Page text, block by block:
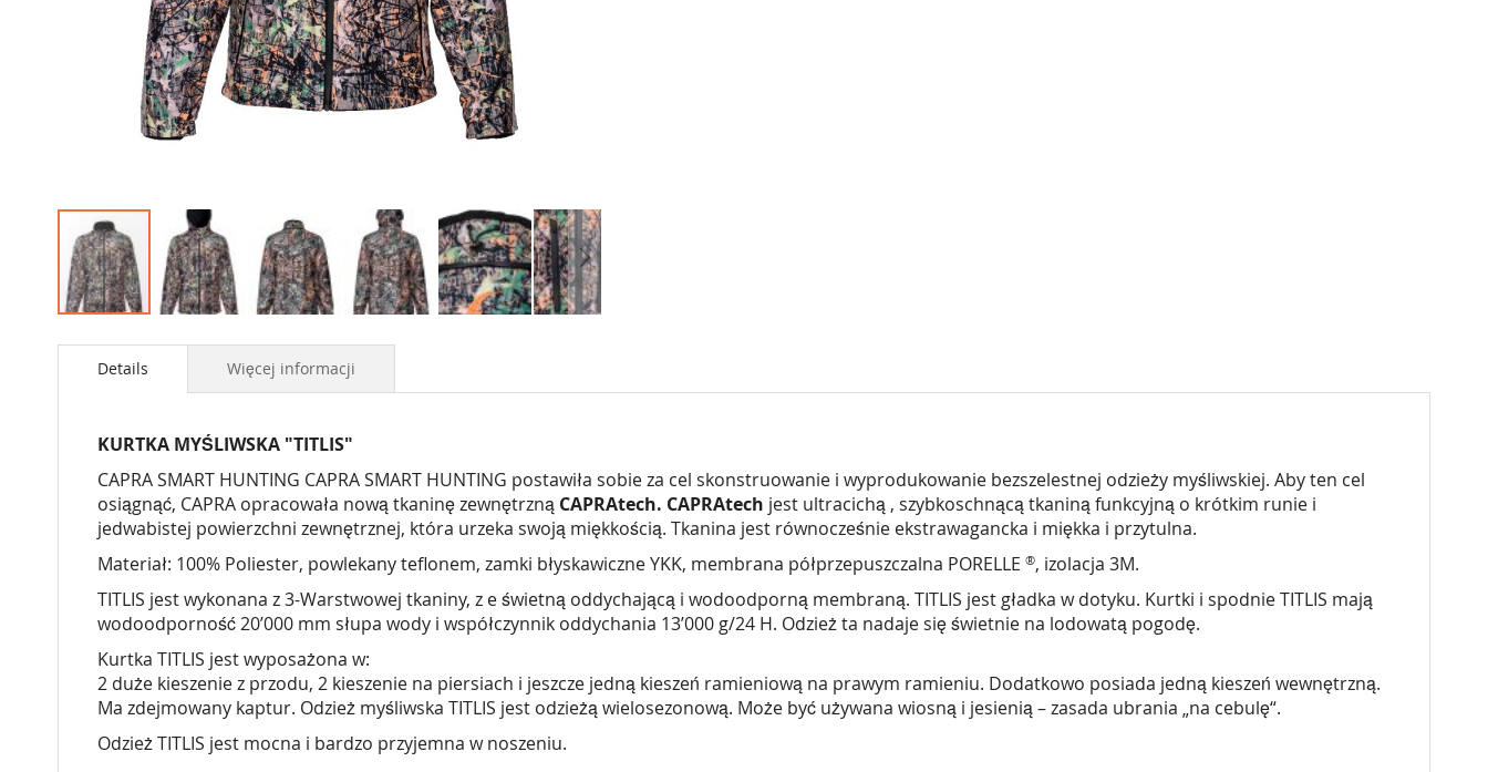
na
początekDetails
KURTKA MYŚLIWSKA "TITLIS"
CAPRA SMART HUNTING CAPRA SMART HUNTING postawiła sobie za cel skonstruowanie i wyprodukowanie bezszelestnej odzieży myśliwskiej. Aby ten cel
osiągnąć, CAPRA opracowała nową tkaninę zewnętrzną CAPRAtech. CAPRAtech jest ultracichą , szybkoschnącą tkaniną funkcyjną o krótkim runie i
jedwabistej powierzchni zewnętrznej, która urzeka swoją miękkością. Tkanina jest równocześnie ekstrawagancka i miękka i przytulna.
Materiał: 100% Poliester, powlekany teflonem, zamki błyskawiczne YKK, membrana półprzepuszczalna PORELLE ®, izolacja 3M.
TITLIS jest wykonana z 3-Warstwowej tkaniny, z e świetną oddychającą i wodoodporną membraną. TITLIS jest gładka w dotyku. Kurtki i spodnie TITLIS mają
wodoodporność 20’000 mm słupa wody i współczynnik oddychania 13’000 g/24 H. Odzież ta nadaje się świetnie na lodowatą pogodę.
Kurtka TITLIS jest wyposażona w:
2 duże kieszenie z przodu, 2 kieszenie na piersiach i jeszcze jedną kieszeń ramieniową na prawym ramieniu. Dodatkowo posiada jedną kieszeń wewnętrzną.
Ma zdejmowany kaptur. Odzież myśliwska TITLIS jest odzieżą wielosezonową. Może być używana wiosną i jesienią – zasada ubrania „na cebulę“.
Odzież TITLIS jest mocna i bardzo przyjemna w noszeniu.
Więcej informacji